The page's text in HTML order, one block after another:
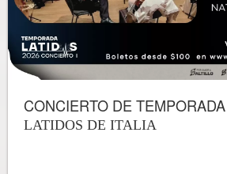
CONCIERTO DE
LATIDOS DE ITALIA